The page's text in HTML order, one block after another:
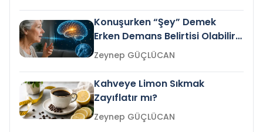
Konuşurken “Şey” Demek
Erken Demans Belirtisi Olabilir
mi?
Zeynep GÜÇLÜCAN
Kahveye Limon Sıkmak
Zayıflatır mı?
Zeynep GÜÇLÜCAN